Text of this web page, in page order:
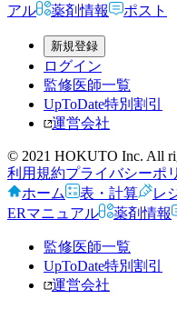
アル
薬剤情報 ポスト
新規登録
ログイン
監修医師一覧
UpToDate特別割引
運営会社
© 2021 HOKUTO Inc. All
利用規約プライバシーポ
ホーム
表・計算 レ
ERマニュアル
薬剤情報
監修医師一覧
UpToDate特別割引
運営会社